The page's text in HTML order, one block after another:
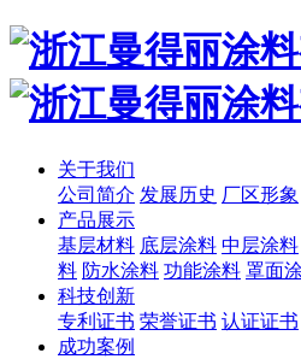
关于我们
公司简介 发展历史 厂区形象
产品展示
基层材料 底层涂料 中层涂料
料 防水涂料 功能涂料 罩面
科技创新
专利证书 荣誉证书 认证证书
成功案例